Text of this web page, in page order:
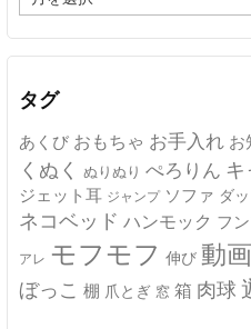
ー
カ
イ
タグ
あくび おもちゃ お手入れ お
くぬく ぬりぬり ぺろりん
ジェット耳 ジャンプ ソファ ダ
ネコベッド ハンモック フ
アレ モフモフ 伸び 動画
ぼっこ 棚 爪とぎ 窓 箱 肉球